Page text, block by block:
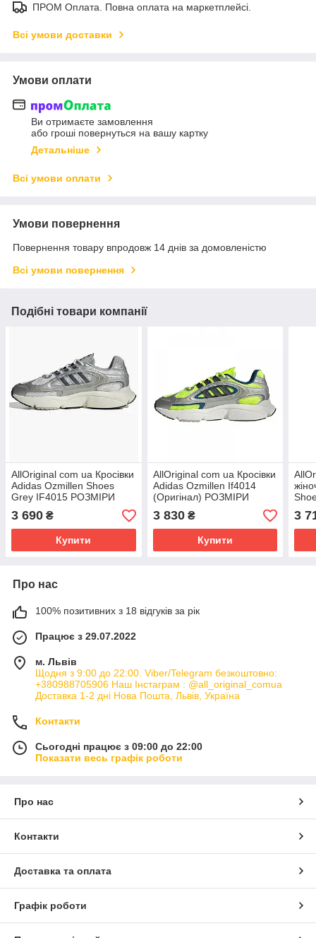
ПРОМ Оплата. Повна оплата на маркетплейсі.
Всі умови доставки
Умови оплати
Ви отримаєте замовлення
або гроші повернуться на вашу картку
Детальніше
Всі умови оплати
Умови повернення
Повернення товару впродовж 14 днів за домовленістю
Всі умови повернення
Подібні товари компанії
AllOriginal com ua Кросівки
Adidas Ozmillen Shoes
Grey IF4015 РОЗМІРИ
ЗАПИТУЙТЕ
3 690 ₴
Купити
AllOriginal com ua Кросівки
Adidas Ozmillen If4014
(Оригінал) РОЗМІРИ
ЗАПИТУЙТЕ
3 830₴
Купити
3
Про нас
100% позитивних з 18 відгуків за рік
Працює з 29.07.2022
м. Львів
Щодня з 9:00 до 22:00. Viber/Telegram безкоштовно:
+380988705906 Наш Інстаграм : @all_original_comua
Доставка 1-2 дні Нова Пошта, Львів, Україна
Контакти
Сьогодні працює з 09:00 до 22:00
Показати весь графік роботи
Про нас
Контакти
Доставка та оплата
Графік роботи